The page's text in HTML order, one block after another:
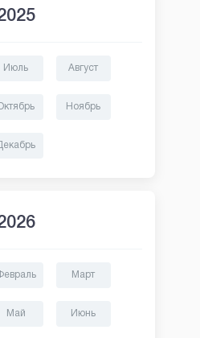
Июль Август
Ноябрь
Март
Май Июнь